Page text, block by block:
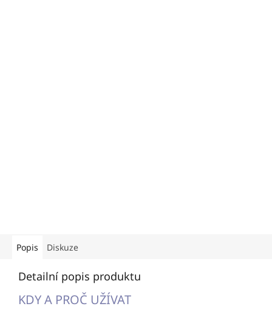
Popis Diskuze
Detailní popis produktu
KDY A PROČ UŽÍVAT